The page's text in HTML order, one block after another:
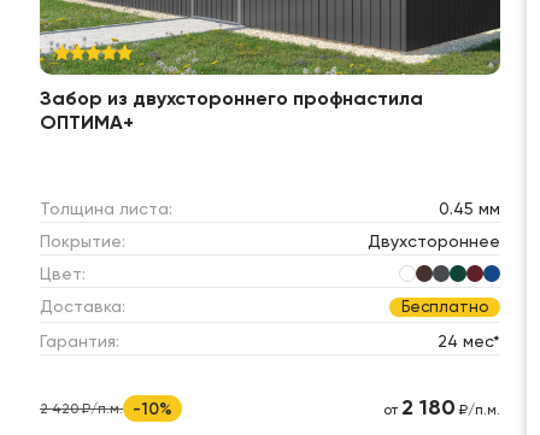
Забор из двухстороннего профнастила
ОПТИМА+
Толщина листа:
0.45 мм
Покрытие:
Двухстороннее
Цвет:
Доставка:
Бесплатно
Гарантия: 24 мес*
2 420 ₽/п.м. -10% от 2 180 ₽/п.м.